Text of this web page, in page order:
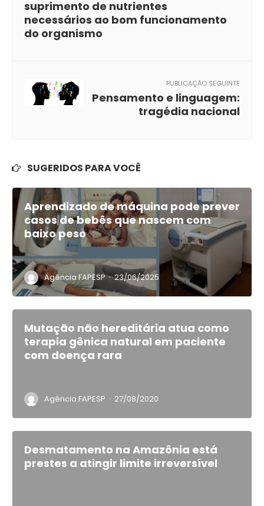
suprimento de nutrientes
necessários ao bom funcionamento
do organismo
PUBLICAÇÃO SEGUINTE
Pensamento e linguagem:
tragédia nacional
SUGERIDOS PARA VOCÊ
Aprendizado de máquina pode prever
casos de bebês que nascem com
baixo peso
Agência FAPESP · 23/06/2025
Mutação não hereditária atua como
terapia gênica natural em paciente
com doença rara
Agência FAPESP · 27/08/2020
Desmatamento na Amazônia está
prestes a atingir limite irreversível